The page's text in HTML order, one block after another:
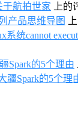
于航拍世家 上的
产品思维导图
系统cannot
Spark的5个理由
疆Spark的5个理